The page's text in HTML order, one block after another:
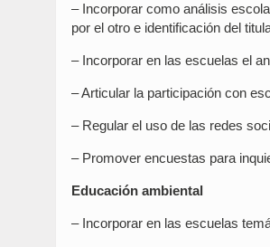
– Incorporar como análisis
por el otro e identificación del
– Incorporar en las escuelas el
– Articular la participación con
– Regular el uso de las redes
– Promover encuestas para
Educación ambiental
– Incorporar en las escuelas